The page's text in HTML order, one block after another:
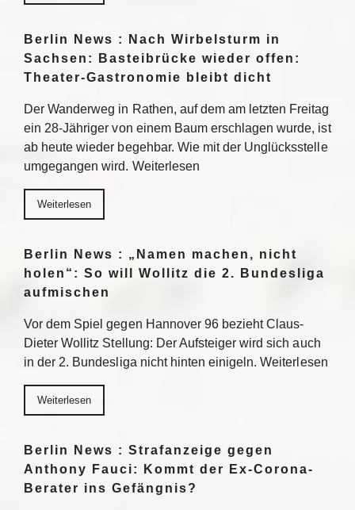
Berlin News : Nach Wirbelsturm in
Sachsen: Basteibrücke wieder offen:
Theater-Gastronomie bleibt dicht
Der Wanderweg in Rathen, auf dem am letzten Freitag
ein 28-Jähriger von einem Baum erschlagen wurde, ist
ab heute wieder begehbar. Wie mit der Unglücksstelle
umgegangen wird. Weiterlesen
Weiterlesen
Berlin News : „Namen machen, nicht
holen“: So will Wollitz die 2. Bundesliga
aufmischen
Vor dem Spiel gegen Hannover 96 bezieht Claus-
Dieter Wollitz Stellung: Der Aufsteiger wird sich auch
in der 2. Bundesliga nicht hinten einigeln. Weiterlesen
Weiterlesen
Berlin News : Strafanzeige gegen
Anthony Fauci: Kommt der Ex-Corona-
Berater ins Gefängnis?